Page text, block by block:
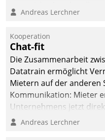
Cockpit für mobile
Datatrain. Die meravis
Wohnungsbau- und
Immobilien GmbH hat
sich dabei für den Betrieb
der Lösung über die SAP
Cloud Platform
entschieden - als erstes
Unternehmen am
Andreas Lerchner
Kooperation
Chat-fit
Die Zusammenarbeit
Datatrain ermöglicht
Mietern auf der anderen
Kommunikation: Mieter
Unternehmens jetzt
Mitarbeiter oder
Andreas Lerchner